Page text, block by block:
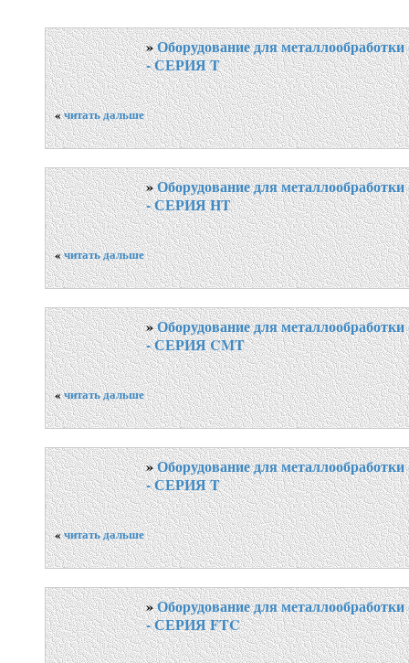
»Оборудование для
- СЕРИЯ T
«читать дальше
»Оборудование для
- СЕРИЯ HT
«читать дальше
»Оборудование для
- СЕРИЯ CMT
«читать дальше
»Оборудование для
- СЕРИЯ T
«читать дальше
»Оборудование для
- СЕРИЯ FTC